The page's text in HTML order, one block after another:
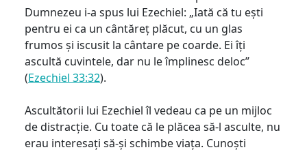
Dumnezeu i-a spus lui Ezechiel: „Iată că tu ești
pentru ei ca un cântăreț plăcut, cu un glas
frumos și iscusit la cântare pe coarde. Ei îți
ascultă cuvintele, dar nu le împlinesc deloc”
(Ezechiel 33:32).
Ascultătorii lui Ezechiel îl vedeau ca pe un mijloc
de distracție. Cu toate că le plăcea să-l asculte, nu
erau interesați să-și schimbe viața. Cunoști